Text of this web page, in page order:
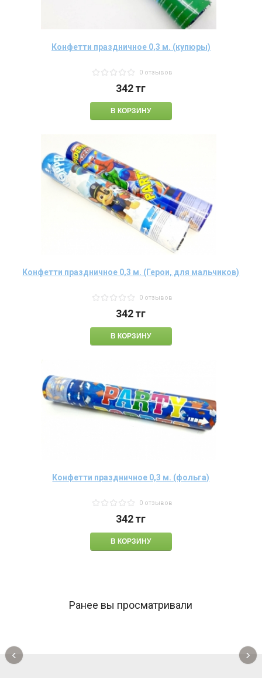
Конфетти праздничное 0,3 м. (купюры)
0 отзывов
342тг
Конфетти праздничное 0,3 м. (Герои, для мальчиков)
0 отзывов
342тг
Конфетти праздничное 0,3 м. (фольга)
0 отзывов
342тг
Ранее вы просматривали
‹ ›